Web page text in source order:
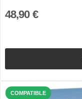
48,90 €
COMPATIBLE